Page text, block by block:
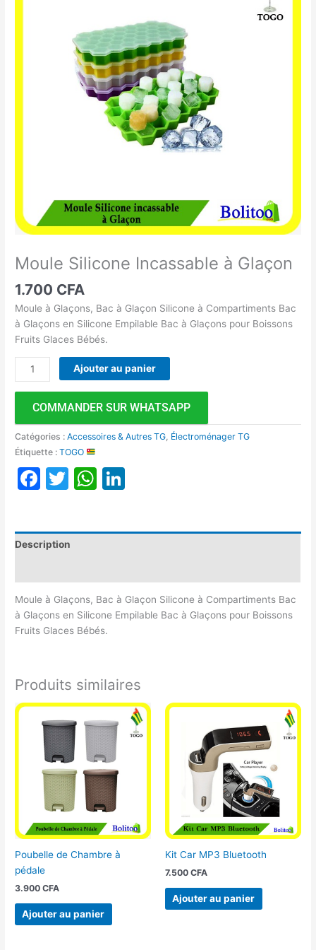
Moule Silicone Incassable à Glaçon
1.700 CFA
Moule à Glaçons, Bac à Glaçon Silicone à Compartiments Bac
à Glaçons en Silicone Empilable Bac à Glaçons pour Boissons
Fruits Glaces Bébés.
Ajouter au panier
COMMANDER SUR WHATSAPP
Catégories :Accessoires & Autres TG Électroménager TG
Étiquette :TOGO
Facebook
TwitterWhatsApp
Description
Moule à Glaçons, Bac à Glaçon Silicone à Compartiments Bac
à Glaçons en Silicone Empilable Bac à Glaçons pour Boissons
Fruits Glaces Bébés.
Produits similaires
Poubelle de Chambre à
pédale
3.900CFA
Ajouter au panier
Kit Car MP3 Bluetooth
7.500 CFA
Ajouter au panier